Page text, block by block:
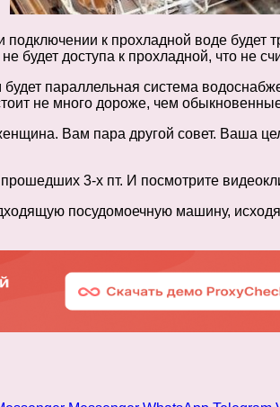
к прохладной воде будет
будет доступа к прохладной, что не
параллельная система
не много дороже, чем
Вам пара другой совет. Ваша
3-х пт. И посмотрите
посудомоечную машину, исходя